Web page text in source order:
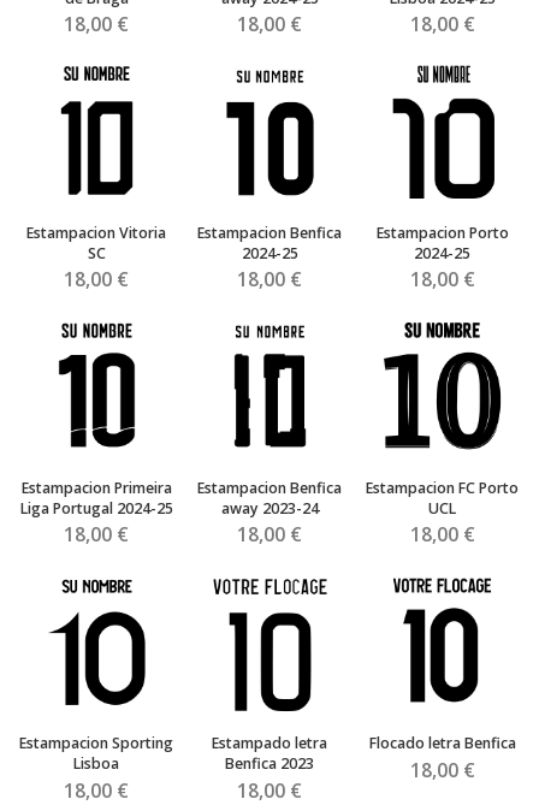
18,00 € 18,00 € 18,00 €
Estampacion Vitoria
SC
18,00 €
Estampacion Benfica
2024-25
18,00 €
Estampacion Porto
2024-25
18,00 €
Estampacion Primeira
Liga Portugal 2024-25
18,00 €
Estampacion Benfica
away 2023-24
18,00 €
Estampacion FC Porto
UCL
18,00 €
Estampacion Sporting
Lisboa
18,00 €
Estampado letra
Benfica 2023
18,00 €
Flocado letra Benfica
18,00 €